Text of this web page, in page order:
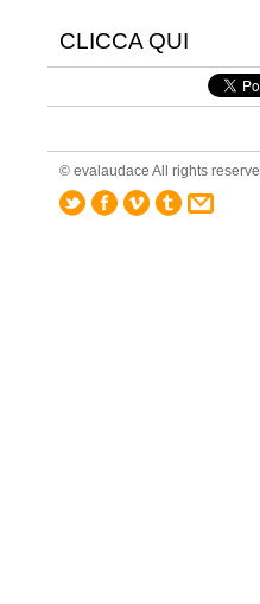
CLICCA QUI
© evalaudace All rights